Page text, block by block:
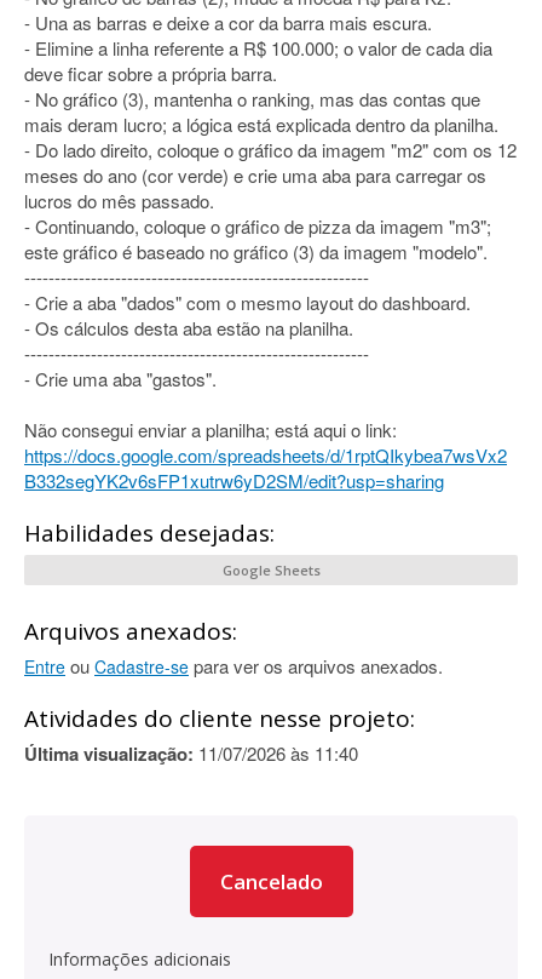
- Una as barras e deixe a cor da barra mais escura.
- Elimine a linha referente a R$ 100.000; o valor de cada dia
deve ficar sobre a própria barra.
- No gráfico (3), mantenha o ranking, mas das contas que
mais deram lucro; a lógica está explicada dentro da planilha.
- Do lado direito, coloque o gráfico da imagem "m2" com os 12
meses do ano (cor verde) e crie uma aba para carregar os
lucros do mês passado.
- Continuando, coloque o gráfico de pizza da imagem "m3";
este gráfico é baseado no gráfico (3) da imagem "modelo".
---------------------------------------------------------
- Crie a aba "dados" com o mesmo layout do dashboard.
- Os cálculos desta aba estão na planilha.
---------------------------------------------------------
- Crie uma aba "gastos".
Não consegui enviar a planilha; está aqui o link:
https://docs.google.com/spreadsheets/d/1rptQIkybea7wsVx2
B332segYK2v6sFP1xutrw6yD2SM/edit?usp=sharing
Habilidades desejadas:
Google Sheets
Arquivos anexados:
Entre ou Cadastre-se para ver os arquivos anexados.
Atividades do cliente nesse projeto:
Última visualização: 11/07/2026 às 11:40
Cancelado
Informações adicionais